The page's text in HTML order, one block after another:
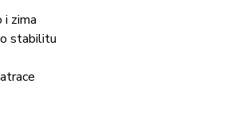
zima
stabilitu